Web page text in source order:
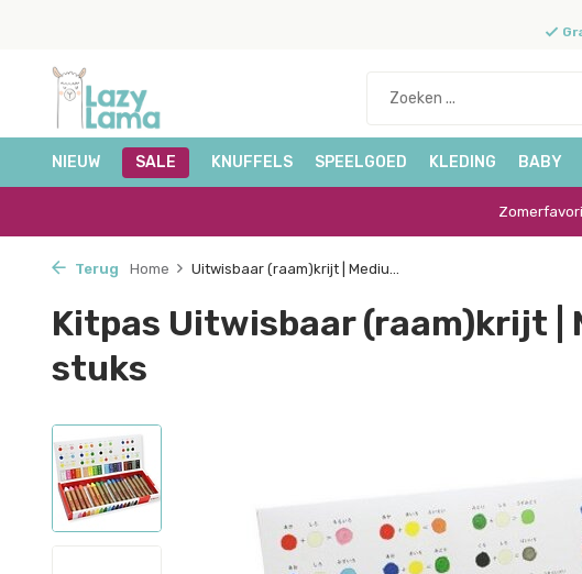
NIEUW SALE KNUFFELS SPEELGOED KLEDING BABY
Terug Home Uitwisbaar (raam)krijt | Mediu...
Kitpas Uitwisbaar (raam)krijt |
stuks